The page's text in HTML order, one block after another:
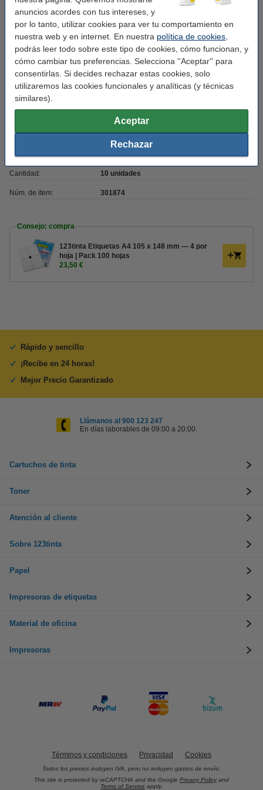
anuncios acordes con tus intereses, y
por lo tanto, utilizar cookies para ver tu comportamiento en
nuestra web y en internet. En nuestra política de cookies
podrás leer todo sobre este tipo de cookies, cómo funcionan, y
cómo cambiar tus preferencias. Selecciona ''Aceptar'' para
consentirlas. Si decides rechazar estas cookies, solo
utilizaremos las cookies funcionales y analíticas (y técnicas
similares).
Aceptar
Rechazar
Características
Marca: 123tinta
Color: blanco / marrón
Medidas:
cartón
Onda: onda única
Tipo de onda: -
Cantidad: 10 unidades
Núm. de item: 301874
Consejo: compra
123tinta Etiquetas A4 105 x 148 mm — 4 por
hoja | Pack 100 hojas
23,50 €
Rápido y sencillo
¡Recibe en 24 horas!
Mejor Precio Garantizado
Llámanos al 900 123 247
En días laborables de 09:00 a 20:00.
Cartuchos de tinta
Toner
Atención al cliente
Sobre 123tinta
Papel
Impresoras de etiquetas
Material de oficina
Impresoras
Términos y condiciones Privacidad Cookies
Todos los precios incluyen IVA, pero no incluyen gastos de envío.
This site is protected by reCAPTCHA and the Google Privacy Policy and
Terms of Service apply.